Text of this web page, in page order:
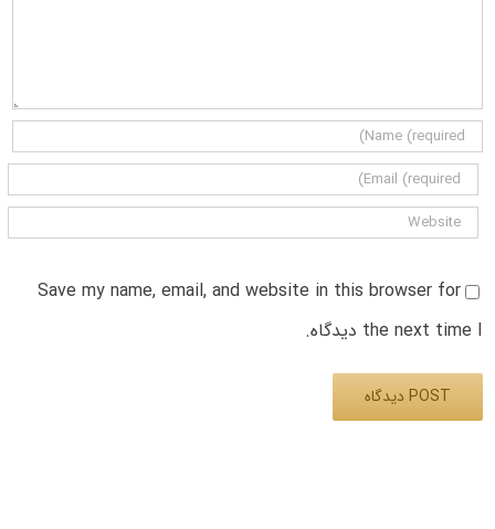
Save my name, email, and website in this browser for
the next time I دیدگاه.